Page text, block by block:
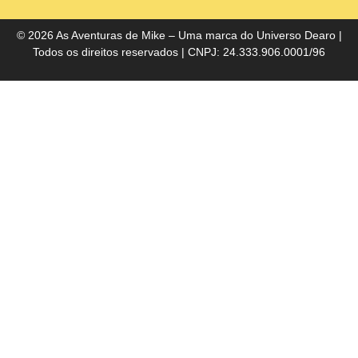
© 2026 As Aventuras de Mike – Uma marca do Universo Dearo|
Todos os direitos reservados | CNPJ: 24.333.906.0001/96